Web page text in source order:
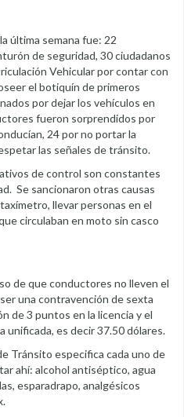
última semana fue: 22
de seguridad, 30 ciudadanos
Vehicular por contar con
el botiquín de primeros
por dejar los vehículos en
fueron sorprendidos por
24 por no portar la
las señales de tránsito.
de control son constantes
Se sancionaron otras causas
llevar personas en el
circulaban en moto sin casco
de que conductores no lleven el
una contravención de sexta
de 3 puntos en la licencia y el
unificada, es decir 37.50 dólares.
Tránsito especifica cada uno de
ahí: alcohol antiséptico, agua
esparadrapo, analgésicos